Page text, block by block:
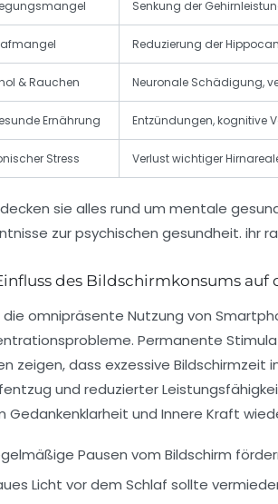
Senkung der
Reduzierung der
& Rauchen Neuronale Schädigung,
Ernährung Entzündungen, kognitive
Stress Verlust wichtiger
des Bildschirmkonsums auf
die omnipräsente Nutzung von
Permanente
zeigen, dass exzessive Bildschirmzeit
und reduzierter
Gedankenklarheit und Innere Kraft
Pausen vom Bildschirm
Licht vor dem Schlaf sollte